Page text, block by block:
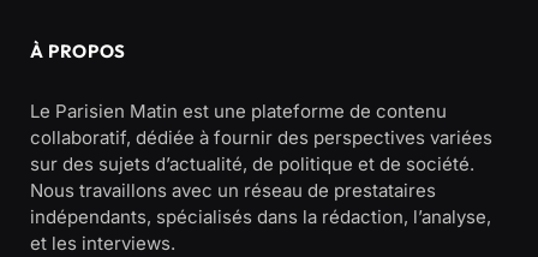
À PROPOS
Le Parisien Matin est une plateforme de contenu
collaboratif, dédiée à fournir des perspectives variées
sur des sujets d’actualité, de politique et de société.
Nous travaillons avec un réseau de prestataires
indépendants, spécialisés dans la rédaction, l’analyse,
et les interviews.